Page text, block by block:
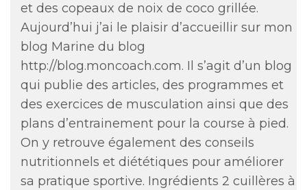
et des copeaux de noix de coco grillée.
Aujourd’hui j’ai le plaisir d’accueillir sur mon
blog Marine du blog
http://blog.moncoach.com. Il s’agit d’un blog
qui publie des articles, des programmes et
des exercices de musculation ainsi que des
plans d’entrainement pour la course à pied.
On y retrouve également des conseils
nutritionnels et diététiques pour améliorer
sa pratique sportive. Ingrédients 2 cuillères à